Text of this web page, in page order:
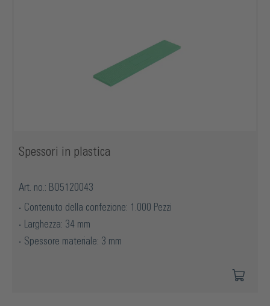
Spessori in plastica
Art. no.: BO5120043
Contenuto della confezione: 1.000 Pezzi
Larghezza: 34 mm
Spessore materiale: 3 mm